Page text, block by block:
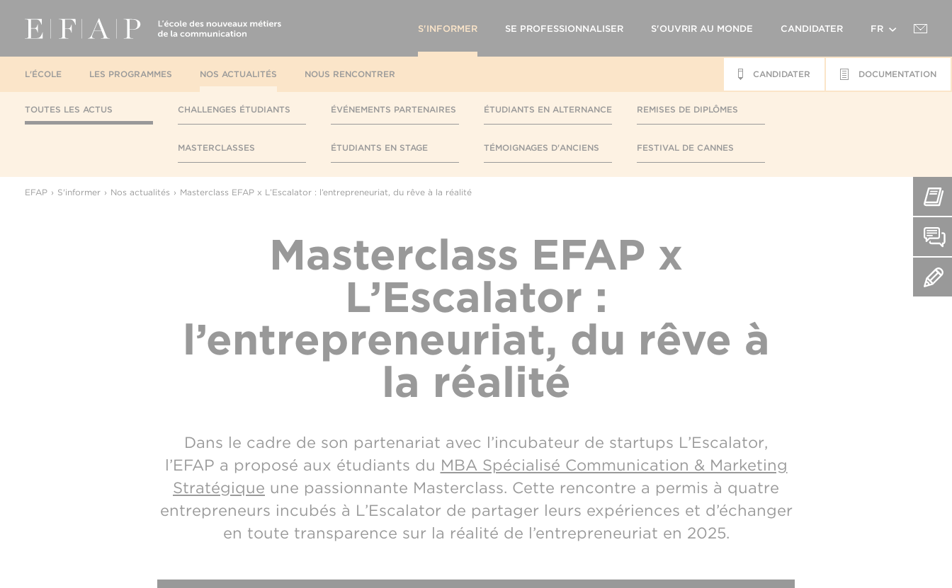
S'INFORMER SE PROFESSIONNALISER S'OUVRIR AU MONDE CANDIDATER FR
L'ÉCOLE LES PROGRAMMES NOS ACTUALITÉS NOUS RENCONTRER DOCUMENTATION
CANDIDATER
TOUTES LES ACTUS CHALLENGES ÉTUDIANTS
MASTERCLASSES
ÉVÉNEMENTS PARTENAIRES
ÉTUDIANTS EN STAGE
ÉTUDIANTS EN ALTERNANCE
TÉMOIGNAGES D'ANCIENS
REMISES DE DIPLÔMES
FESTIVAL DE CANNES
EFAP S'informer Nos actualités Masterclass EFAP x L’Escalator : l’entrepreneuriat, du rêve à la réalité
Masterclass EFAP x
L’Escalator :
l’entrepreneuriat, du rêve à
la réalité
Dans le cadre de son partenariat avec l’incubateur de startups L’Escalator,
l’EFAP a proposé aux étudiants du MBA Spécialisé Communication & Marketing
Stratégique une passionnante Masterclass. Cette rencontre a permis à quatre
entrepreneurs incubés à L’Escalator de partager leurs expériences et d’échanger
en toute transparence sur la réalité de l’entrepreneuriat en 2025.